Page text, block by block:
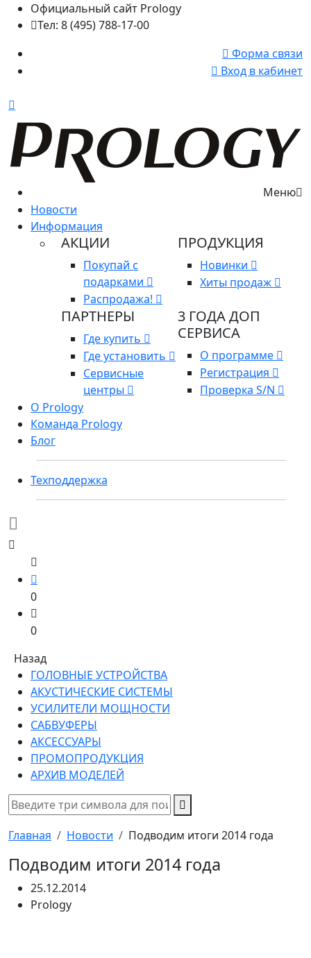
Официальный сайт Prology
Тел: 8 (495) 788-17-00
Форма связи
Вход в кабинет
Меню
Новости
Информация
АКЦИИ
Покупай с
подарками
Распродажа!
ПРОДУКЦИЯ
Новинки
Хиты продаж
ПАРТНЕРЫ
Где купить
Где установить
Сервисные
центры
3 ГОДА ДОП
СЕРВИСА
О программе
Регистрация
Проверка S/N
О Prology
Команда Prology
Блог
Техподдержка
0
0
Назад
ГОЛОВНЫЕ УСТРОЙСТВА
АКУСТИЧЕСКИЕ СИСТЕМЫ
УСИЛИТЕЛИ МОЩНОСТИ
САБВУФЕРЫ
АКСЕССУАРЫ
ПРОМОПРОДУКЦИЯ
АРХИВ МОДЕЛЕЙ
Главная Новости Подводим итоги 2014 года
Подводим итоги 2014 года
25.12.2014
Prology